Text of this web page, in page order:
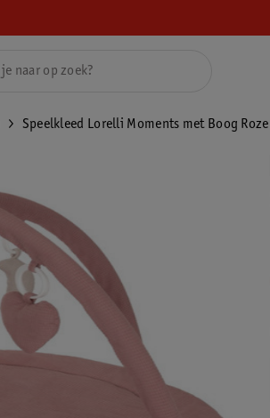
Speelkleed Lorelli Moments met Boog Roze